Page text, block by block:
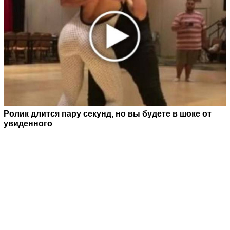
Ролик длится пару секунд, но вы будете в шоке от
увиденного